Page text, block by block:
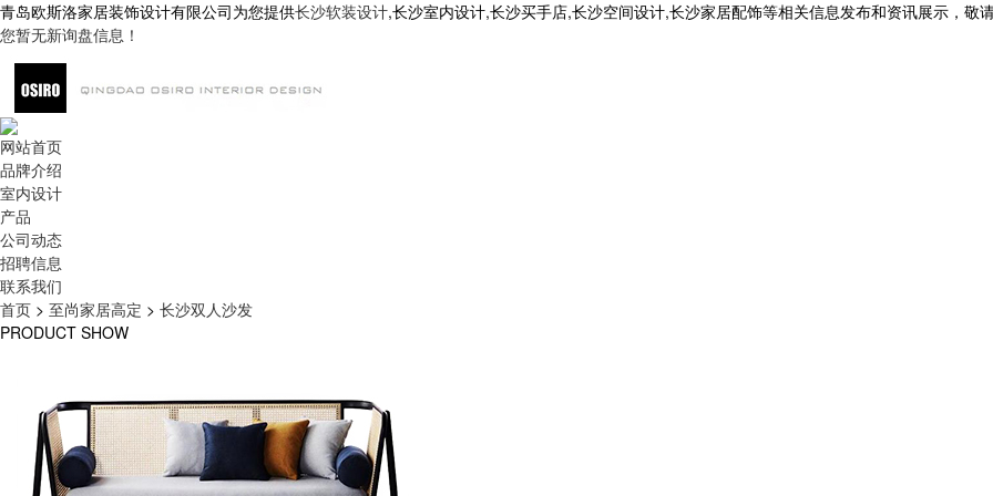
青岛欧斯洛家居装饰设计有限公司为您提供长沙软装设计,长沙室内设计,长沙买手店,长沙空间设计,长沙家居配饰等相关信息发布和资讯展示，敬
您暂无新询盘信息！
网站首页
品牌介绍
室内设计
产品
公司动态
招聘信息
联系我们
首页 > 至尚家居高定 > 长沙双人沙发
PRODUCT SHOW